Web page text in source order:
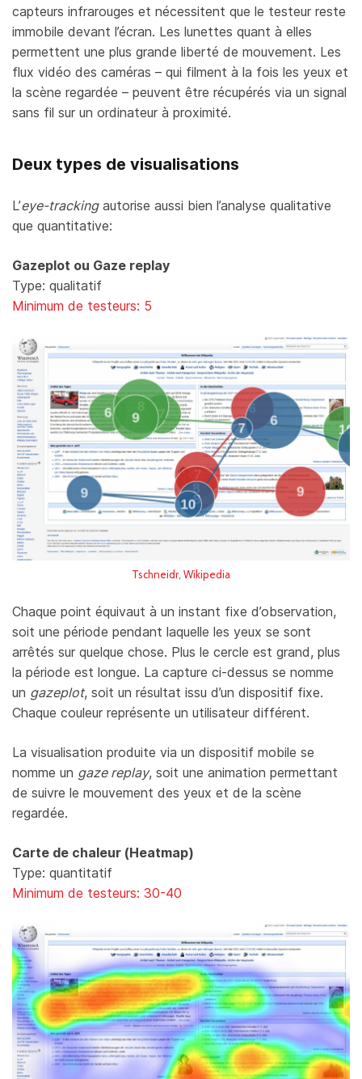
capteurs infrarouges et nécessitent que le testeur reste
immobile devant l’écran. Les lunettes quant à elles
permettent une plus grande liberté de mouvement. Les
flux vidéo des caméras – qui filment à la fois les yeux et
la scène regardée – peuvent être récupérés via un signal
sans fil sur un ordinateur à proximité.
Deux types de visualisations
L’eye-trackingautorise aussi bien l’analyse qualitative
que quantitative:
Gazeplot ou Gaze replay
Type: qualitatif
Minimum de testeurs: 5
Tschneidr, Wikipedia
Chaque point équivaut à un instant fixe d’observation,
soit une période pendant laquelle les yeux se sont
arrêtés sur quelque chose. Plus le cercle est grand, plus
la période est longue. La capture ci-dessus se nomme
un gazeplot, soit un résultat issu d’un dispositif fixe.
Chaque couleur représente un utilisateur différent.
La visualisation produite via un dispositif mobile se
nomme un gaze replay, soit une animation permettant
de suivre le mouvement des yeux et de la scène
regardée.
Carte de chaleur (Heatmap)
Type: quantitatif
Minimum de testeurs: 30-40